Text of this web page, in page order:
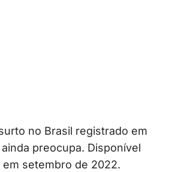
no Brasil registrado em
ainda preocupa. Disponível
em setembro de 2022.